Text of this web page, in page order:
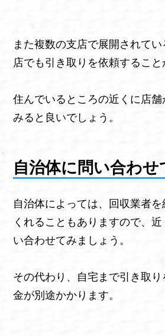
また複数の支店で展開されて
店でも引き取りを依頼すること
住んでいるところの近くに店
みると良いでしょう。
自治体に問い合わせ
自治体によっては、回収業者
くれることもありますので、
い合わせてみましょう。
その代わり、自宅まで引き取
金が別途かかります。